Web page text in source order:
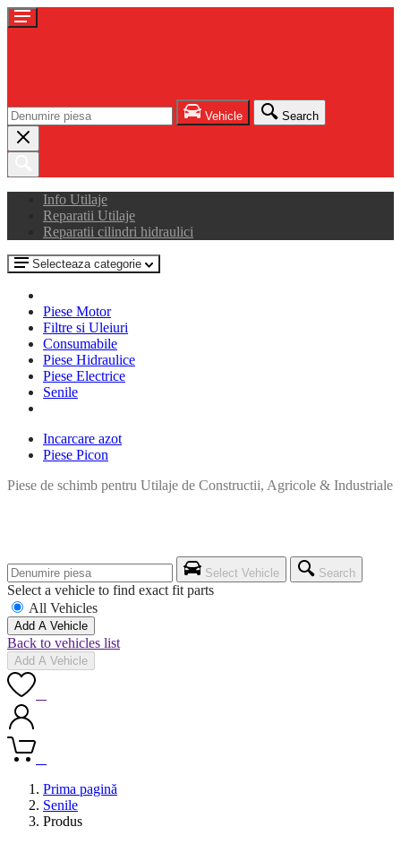
Vehicle Search
Info Utilaje
Reparatii Utilaje
Reparatii cilindri hidraulici
Selecteaza categorie
Piese Motor
Filtre si Uleiuri
Consumabile
Piese Hidraulice
Piese Electrice
Senile
Incarcare azot
Piese Picon
Piese de schimb pentru Utilaje de Constructii, Agricole & Industriale
Select Vehicle Search
Select a vehicle to find exact fit parts
All Vehicles
Add A Vehicle
Back to vehicles list
Add A Vehicle
Prima pagină
Senile
Produs